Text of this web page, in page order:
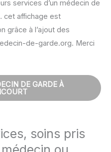
services d’un médecin de
cet affichage est
grâce à l’ajout des
de-garde.org. Merci
DE GARDE À
soins pris